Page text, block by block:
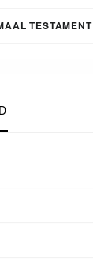
TESTAMENT